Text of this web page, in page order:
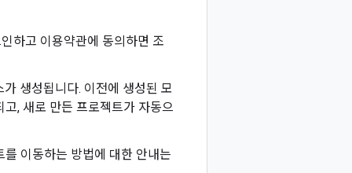
하고 이용약관에 동의하면 조
생성됩니다. 이전에 생성된 모
, 새로 만든 프로젝트가 자동으
이동하는 방법에 대한 안내는